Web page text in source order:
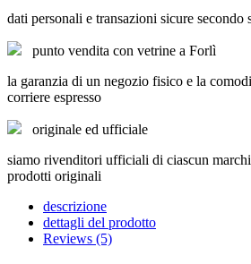
dati personali e transazioni sicure secondo
punto vendita con vetrine a Forlì
la garanzia di un negozio fisico e la
corriere espresso
originale ed ufficiale
siamo rivenditori ufficiali di ciascun
prodotti originali
descrizione
dettagli del prodotto
Reviews (5)